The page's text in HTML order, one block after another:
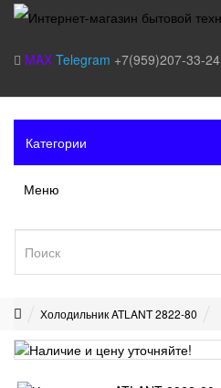
MAX Telegram +7(959)207-33-24
Категории
Меню
Холодильник ATLANT 2822-80